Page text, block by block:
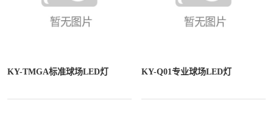
KY-TMGA标准球场LED灯 KY-Q01专业球场LED灯